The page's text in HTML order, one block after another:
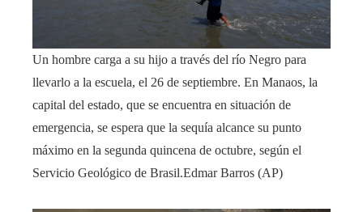
Un hombre carga a su hijo a través del río Negro para
llevarlo a la escuela, el 26 de septiembre. En Manaos, la
capital del estado, que se encuentra en situación de
emergencia, se espera que la sequía alcance su punto
máximo en la segunda quincena de octubre, según el
Servicio Geológico de Brasil.Edmar Barros (AP)